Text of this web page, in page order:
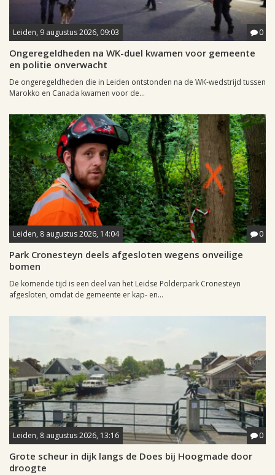
Leiden, 9 augustus 2026, 09:03 0
Ongeregeldheden na WK-duel kwamen voor gemeente
en politie onverwacht
De ongeregeldheden die in Leiden ontstonden na de WK-wedstrijd tussen
Marokko en Canada kwamen voor de...
Leiden, 8 augustus 2026, 14:04 0
Park Cronesteyn deels afgesloten wegens onveilige
bomen
De komende tijd is een deel van het Leidse Polderpark Cronesteyn
afgesloten, omdat de gemeente er kap- en...
Leiden, 8 augustus 2026, 13:16 0
Grote scheur in dijk langs de Does bij Hoogmade door
droogte